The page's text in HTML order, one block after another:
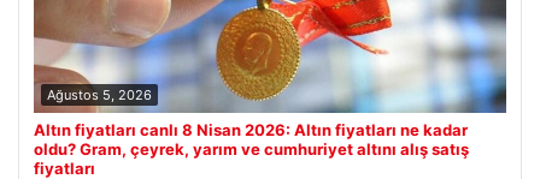
Ağustos 5, 2026
Altın fiyatları canlı 8 Nisan 2026: Altın fiyatları ne kadar
oldu? Gram, çeyrek, yarım ve cumhuriyet altını alış satış
fiyatları